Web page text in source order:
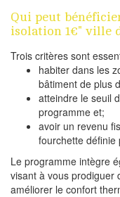
Qui peut
isolation 1€" ville
Trois critères sont
habiter dans les
bâtiment de plus
atteindre le seuil
programme et;
avoir un revenu
fourchette définie
Le programme intègre
visant à vous prodiguer
améliorer le confort